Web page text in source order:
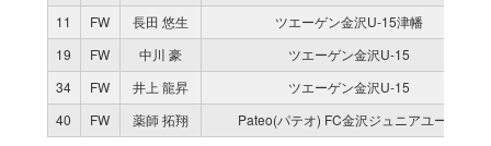
11
FW 長田 悠生
ツエーゲン金沢U-15津幡
19
FW 中川 豪
ツエーゲン金沢U-15
34
FW 井上 龍昇
ツエーゲン金沢U-15
40
FW 薬師 拓翔 Pateo(パテオ) FC金沢ジュニアユース